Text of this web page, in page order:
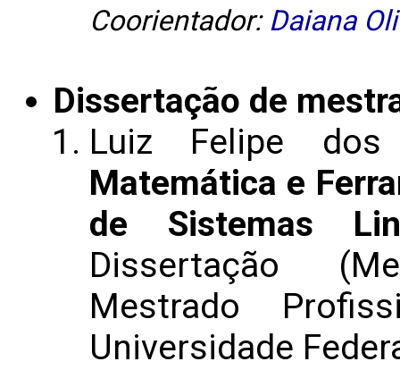
Coorientador: Daiana
Dissertação de
Luiz Felipe
Matemática e
de Sistemas
Dissertação
Mestrado
Universidade